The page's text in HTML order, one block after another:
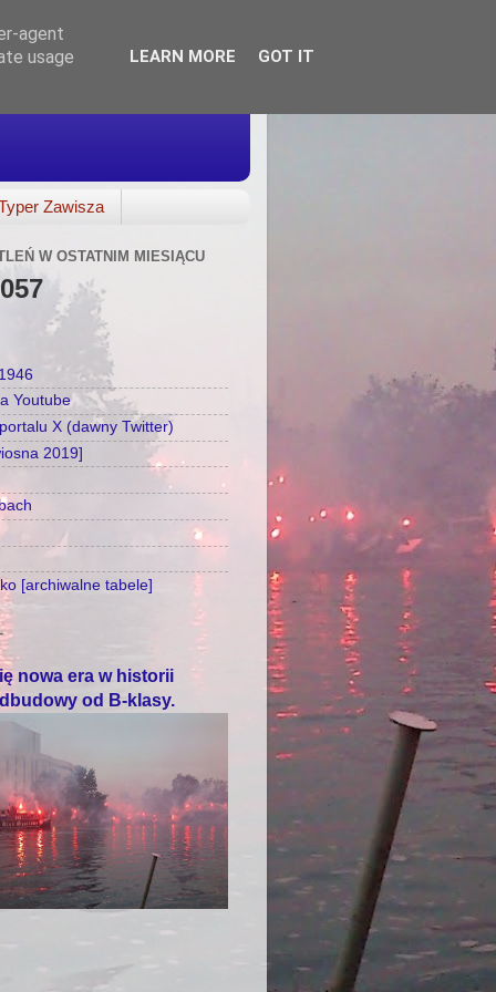
Zawisza
W OSTATNIM MIESIĄCU
Youtube
X (dawny Twitter)
2019]
[archiwalne tabele]
nowa era w historii
od B-klasy.
agent
usage
LEARN MORE GOT IT